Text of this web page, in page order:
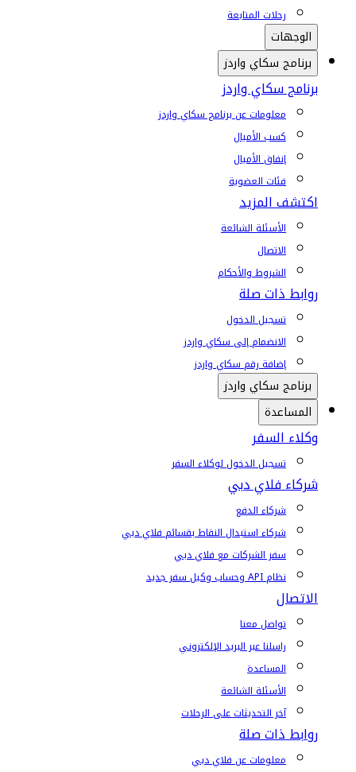
رحلات المتابعة
الوجهات
برنامج سكاي واردز
برنامج سكاي واردز
معلومات عن برنامج سكاي واردز
كسب الأميال
إنفاق الأميال
فئات العضوية
اكتشف المزيد
الأسئلة الشائعة
الاتصال
الشروط والأحكام
روابط ذات صلة
تسجيل الدخول
الانضمام إلى سكاي واردز
إضافة رقم سكاي واردز
برنامج سكاي واردز
المساعدة
وكلاء السفر
تسجيل الدخول لوكلاء السفر
شركاء فلاي دبي
شركاء الدفع
شركاء استبدال النقاط بقسائم فلاي دبي
سفر الشركات مع فلاي دبي
نظام API وحساب وكيل سفر جديد
الاتصال
تواصل معنا
راسلنا عبر البريد الإلكتروني
المساعدة
الأسئلة الشائعة
آخر التحديثات على الرحلات
روابط ذات صلة
معلومات عن فلاي دبي